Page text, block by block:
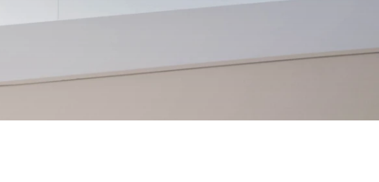
Résidentiel
Sport et divertissement